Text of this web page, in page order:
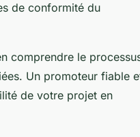
de conformité du
comprendre le
Un promoteur fiable
de votre projet en